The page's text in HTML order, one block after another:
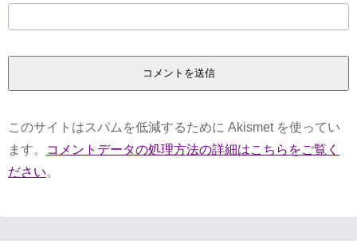
このサイトはスパムを低減するために Akismet を使ってい
ます。
コメントデータの処理方法の詳細はこちらをご覧く
ださい。